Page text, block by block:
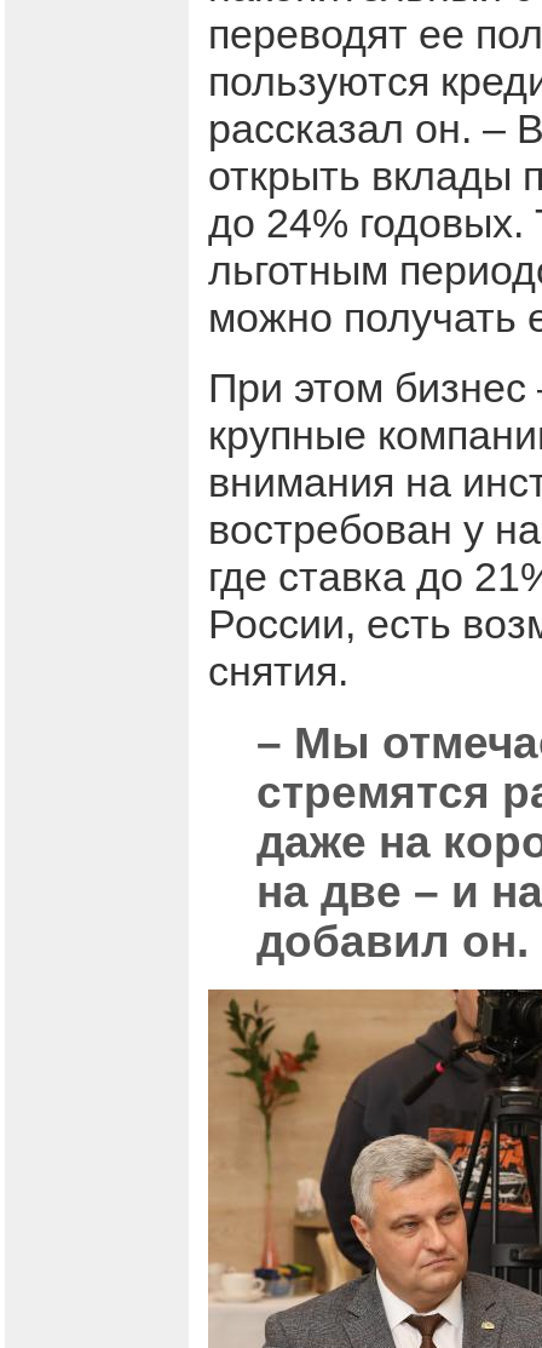
переводят ее
пользуются
рассказал он. –
открыть вклады
до 24% годовых.
льготным
можно получать
При этом
крупные
внимания на
востребован у
где ставка до
России, есть
снятия.
– Мы
стремятся
даже на
на две – и
добавил он.